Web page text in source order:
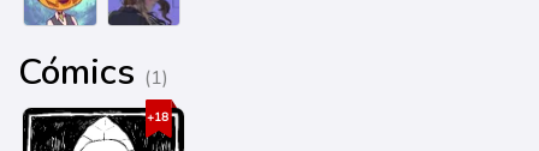
Cómics (1)